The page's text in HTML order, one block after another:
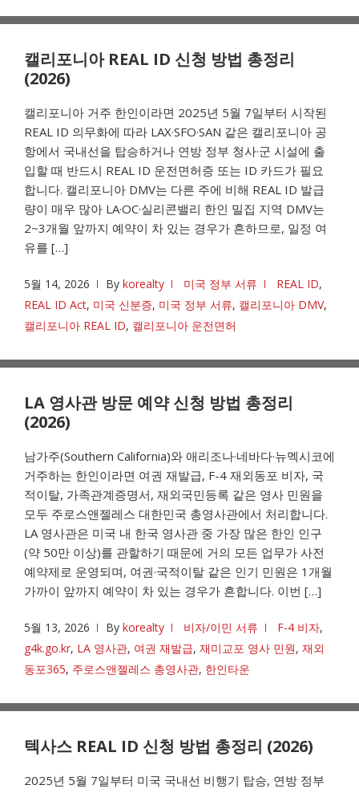
캘리포니아 REAL ID 신청 방법 총정리
(2026)
캘리포니아 거주 한인이라면 2025년 5월 7일부터 시작된
REAL ID 의무화에 따라 LAX·SFO·SAN 같은 캘리포니아 공
항에서 국내선을 탑승하거나 연방 정부 청사·군 시설에 출
입할 때 반드시 REAL ID 운전면허증 또는 ID 카드가 필요
합니다. 캘리포니아 DMV는 다른 주에 비해 REAL ID 발급
량이 매우 많아 LA·OC·실리콘밸리 한인 밀집 지역 DMV는
2~3개월 앞까지 예약이 차 있는 경우가 흔하므로, 일정 여
유를 […]
5월 14, 2026 By korealty 미국 정부 서류 REAL ID,
REAL ID Act, 미국 신분증, 미국 정부 서류, 캘리포니아 DMV,
캘리포니아 REAL ID, 캘리포니아 운전면허
LA 영사관 방문 예약 신청 방법 총정리
(2026)
남가주(Southern California)와 애리조나·네바다·뉴멕시코에
거주하는 한인이라면 여권 재발급, F-4 재외동포 비자, 국
적이탈, 가족관계증명서, 재외국민등록 같은 영사 민원을
모두 주로스앤젤레스 대한민국 총영사관에서 처리합니다.
LA 영사관은 미국 내 한국 영사관 중 가장 많은 한인 인구
(약 50만 이상)를 관할하기 때문에 거의 모든 업무가 사전
예약제로 운영되며, 여권·국적이탈 같은 인기 민원은 1개월
가까이 앞까지 예약이 차 있는 경우가 흔합니다. 이번 […]
5월 13, 2026 By korealty 비자/이민 서류 F-4 비자,
g4k.go.kr, LA 영사관, 여권 재발급, 재미교포 영사 민원, 재외
동포365, 주로스앤젤레스 총영사관, 한인타운
텍사스 REAL ID 신청 방법 총정리 (2026)
2025년 5월 7일부터 미국 국내선 비행기 탑승, 연방 정부